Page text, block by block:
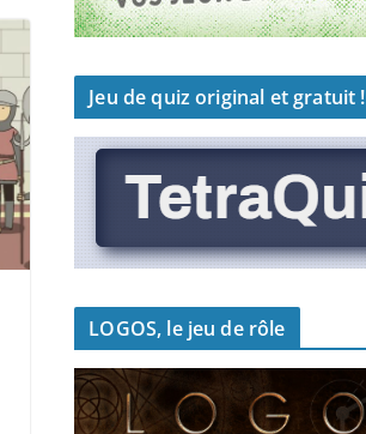
Jeu de quiz original et gratuit !
LOGOS, le jeu de rôle